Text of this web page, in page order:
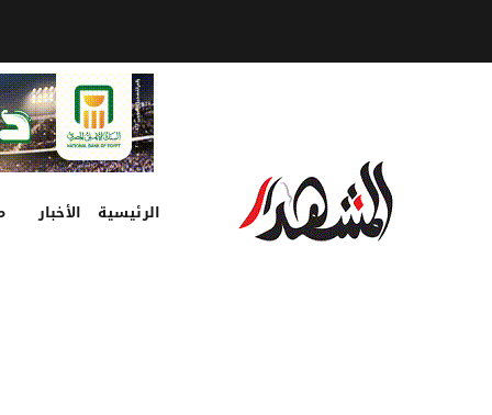
الرئيسية الأخبار